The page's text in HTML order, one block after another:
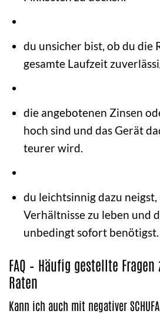
du unsicher bist, ob du die
gesamte Laufzeit
die angebotenen Zinsen
hoch sind und das Gerät
teurer wird.
du leichtsinnig dazu
Verhältnisse zu leben und
unbedingt sofort benötigst.
FAQ – Häufig gestellte
Raten
Kann ich auch mit negativer